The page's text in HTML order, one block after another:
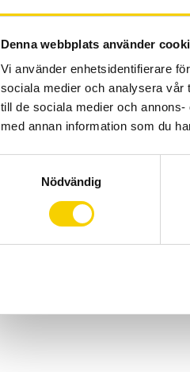
Denna webbplats använder
Vi använder enhetsidentifierare
sociala medier och analysera vår
till de sociala medier och
med annan information som du
Nödvändig